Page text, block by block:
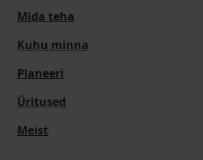
Mida teha
Kuhu minna
Planeeri
Üritused
Meist